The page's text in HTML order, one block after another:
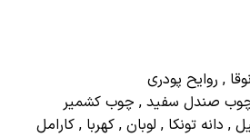
, روایح پودری
صندل سفید , چوب کشمیر
, دانه تونکا , لوبان , کهربا , کارامل